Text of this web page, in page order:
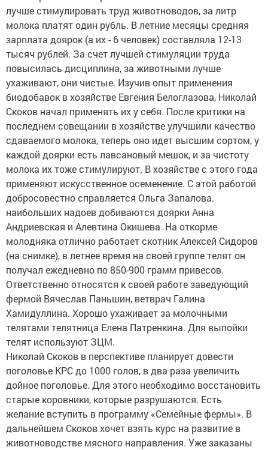
лучше стимулировать труд животноводов, за литр
молока платят один рубль. В летние месяцы средняя
зарплата доярок (а их - 6 человек) составляла 12-13
тысяч рублей. За счет лучшей стимуляции труда
повысилась дисциплина, за животными лучше
ухаживают, они чистые. Изучив опыт применения
биодобавок в хозяйстве Евгения Белоглазова, Николай
Скоков начал применять их у себя. После критики на
последнем совещании в хозяйстве улучшили качество
сдаваемого молока, теперь оно идет высшим сортом, у
каждой доярки есть лавсановый мешок, и за чистоту
молока их тоже стимулируют. В хозяйстве с этого года
применяют искусственное осеменение. С этой работой
добросовестно справляется Ольга Запалова.
наибольших надоев добиваются доярки Анна
Андриевская и Алевтина Окишева. На откорме
молодняка отлично работает скотник Алексей Сидоров
(на снимке), в летнее время на своей группе телят он
получал ежедневно по 850-900 грамм привесов.
Ответственно относятся к своей работе заведующий
фермой Вячеслав Паньшин, ветврач Галина
Хамидуллина. Хорошо ухаживает за молочными
телятами телятница Елена Патренкина. Для выпойки
телят используют ЗЦМ.
Николай Скоков в перспективе планирует довести
поголовье КРС до 1000 голов, в два раза увеличить
дойное поголовье. Для этого необходимо восстановить
старые коровники, которые разрушаются. Есть
желание вступить в программу «Семейные фермы». В
дальнейшем Скоков хочет взять курс на развитие в
животноводстве мясного направления. Уже заказаны